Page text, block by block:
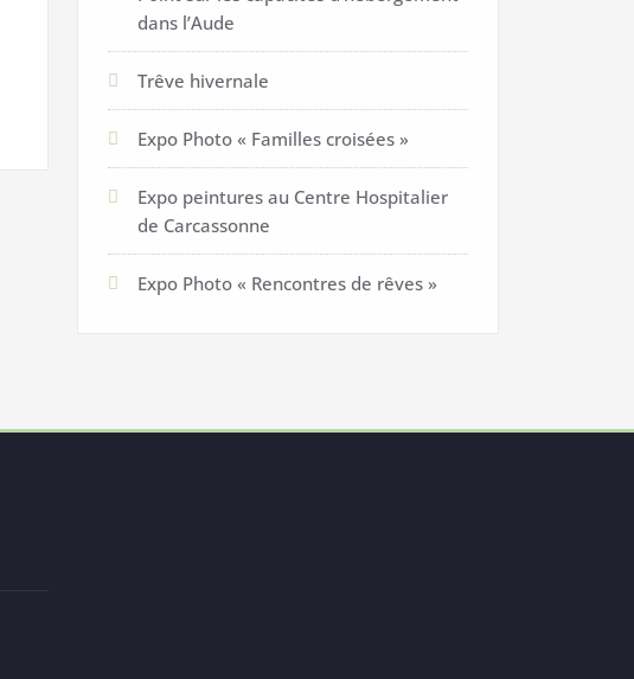
dans l’Aude
Trêve hivernale
Expo Photo « Familles croisées »
Expo peintures au Centre Hospitalier
de Carcassonne
Expo Photo « Rencontres de rêves »